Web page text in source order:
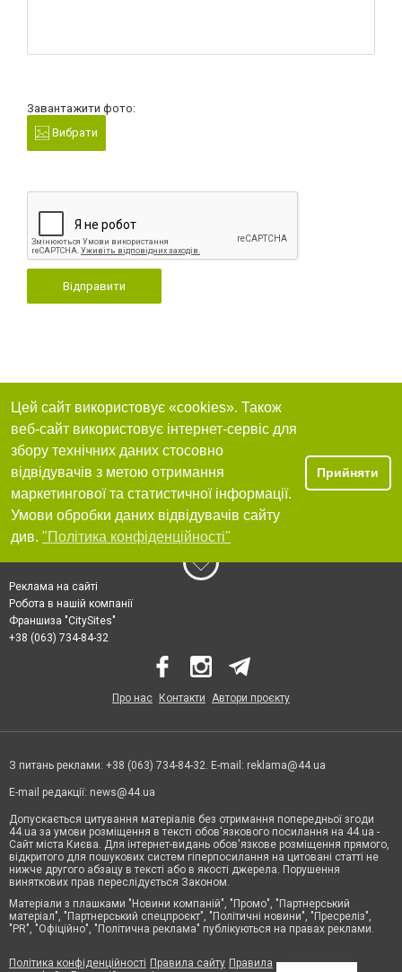
Завантажити фото:
Вибрати
Відправити
Цей сайт використовує «cookies». Також
веб-сайт використовує інтернет-сервіс для
збору технічних даних стосовно
відвідувачів з метою отримання
маркетингової та статистичної інформації.
Умови обробки даних відвідувачів сайту
див. "Політика конфіденційності"
Прийняти
Реклама на сайті
Робота в нашій компанії
Франшиза "CitySites"
+38 (063) 734-84-32
Про нас Контакти Автори проєкту
З питань реклами: +38 (063) 734-84-32. E-mail: reklama@44.ua
E-mail редакції: news@44.ua
Допускається цитування матеріалів без отримання попередньої згоди
44.ua за умови розміщення в тексті обов'язкового посилання на 44.ua -
Сайт міста Києва. Для інтернет-видань обов'язкове розміщення прямого,
відкритого для пошукових систем гіперпосилання на цитовані статті не
нижче другого абзацу в тексті або в якості джерела. Порушення
виняткових прав переслідується Законом.
Матеріали з плашками "Новини компаній", "Промо", "Партнерський
матеріал", "Партнерський спецпроєкт", "Політичні новини", "Пресреліз",
"PR", "Офіційно", "Політична реклама" публікуються на правах реклами.
Політика конфіденційності Правила сайту Правила